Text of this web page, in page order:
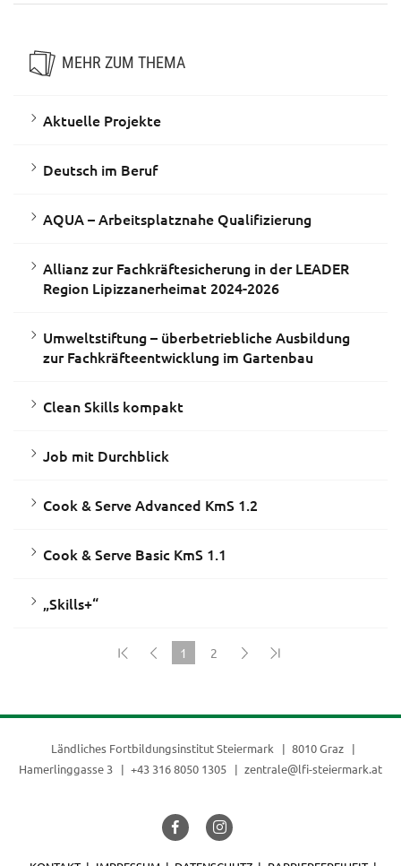
MEHR ZUM THEMA
Aktuelle Projekte
Deutsch im Beruf
AQUA – Arbeitsplatznahe Qualifizierung
Allianz zur Fachkräftesicherung in der LEADER
Region Lipizzanerheimat 2024-2026
Umweltstiftung – überbetriebliche Ausbildung
zur Fachkräfteentwicklung im Gartenbau
Clean Skills kompakt
Job mit Durchblick
Cook & Serve Advanced KmS 1.2
Cook & Serve Basic KmS 1.1
„Skills+“
1
2
Ländliches Fortbildungsinstitut Steiermark
8010 Graz
Hamerlinggasse 3
+43 316 8050 1305 zentrale@lfi-steiermark.at